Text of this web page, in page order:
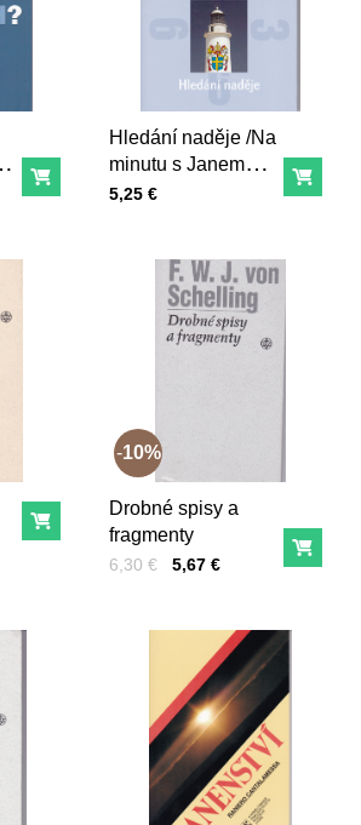
Do košíka
Hledání naděje /Na
minutu s Janem
Pavlem II./
Cena s DPH
5,25 € Do
Do košíka
Drobné spisy a
fragmenty
Cena s DPH
5,67 €
Pred zľavou:
6,30 € Do
10%